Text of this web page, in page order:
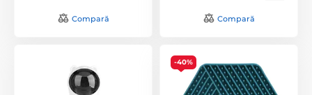
Compară Compară
-40%